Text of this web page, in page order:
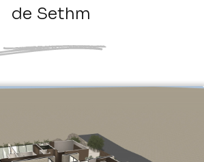
de Sethm